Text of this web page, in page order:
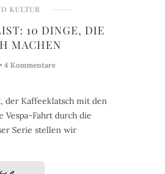
KULTUR
10 DINGE, DIE
MACHEN
4 Kommentare
der Kaffeeklatsch mit den
Fahrt durch die
Serie stellen wir